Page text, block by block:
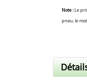
Note :Le
pneu, le